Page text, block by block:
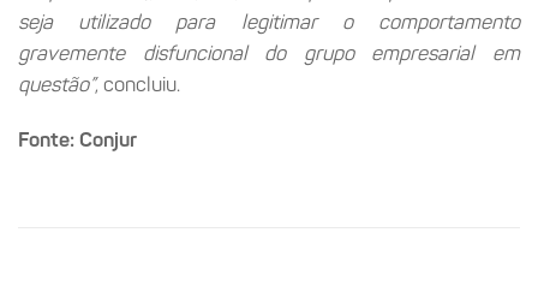
seja utilizado para legitimar o comportamento
gravemente disfuncional do grupo empresarial em
questão”, concluiu.
Fonte: Conjur